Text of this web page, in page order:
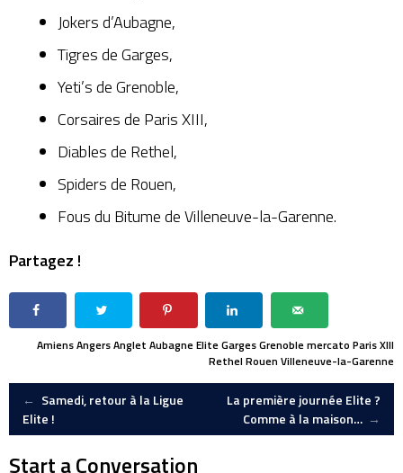
Jokers d’Aubagne,
Tigres de Garges,
Yeti’s de Grenoble,
Corsaires de Paris XIII,
Diables de Rethel,
Spiders de Rouen,
Fous du Bitume de Villeneuve-la-Garenne.
Partagez !
AmiensAngersAnglet AubagneEliteGargesGrenoblemercato Paris XIII
Rethel Rouen Villeneuve-la-Garenne
Post
navigation
← Samedi, retour à la Ligue
Elite !
La première journée Elite ?
Comme à la maison… →
Start a Conversation